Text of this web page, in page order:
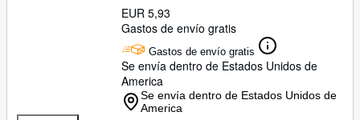
EUR 5,93
Gastos de envío gratis
Gastos de envío gratis
Se envía dentro de Estados Unidos de
America
Se envía dentro de Estados Unidos de
America